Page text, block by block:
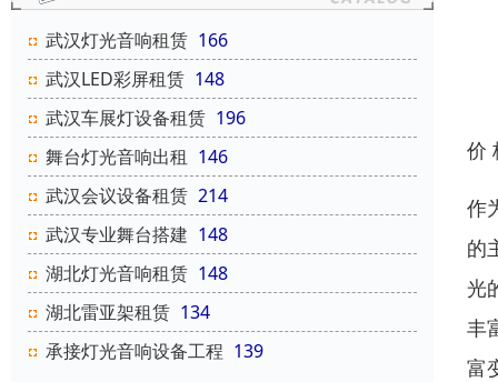
武汉灯光音响租赁 166
武汉LED彩屏租赁 148
武汉车展灯设备租赁 196
舞台灯光音响出租 146
武汉会议设备租赁 214
武汉专业舞台搭建 148
湖北灯光音响租赁 148
湖北雷亚架租赁 134
承接灯光音响设备工程 139
价
作
的
光
丰
富